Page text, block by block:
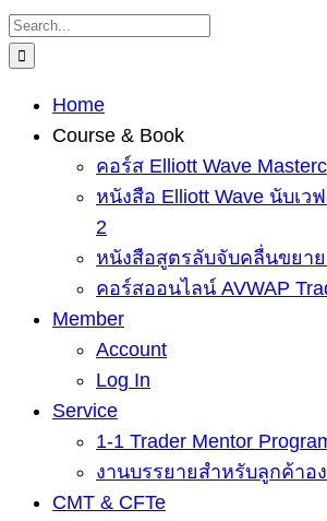
Skip
to
Search
for:
Home
Course & Book
คอร์ส Elliott Wave
หนังสือ Elliott Wave นับเว
2
หนังสือสูตรลับจับคลื่นขยาย
คอร์สออนไลน์ AVWAP
Member
Account
Log In
Service
1-1 Trader Mentor
งานบรรยายสำหรับลูกค้าอ
CMT & CFTe